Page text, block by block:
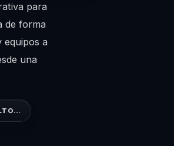
para
de forma
equipos a
una